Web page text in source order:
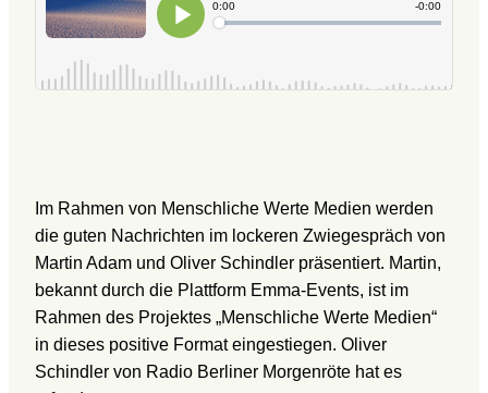
Im Rahmen von Menschliche Werte Medien werden
die guten Nachrichten im lockeren Zwiegespräch von
Martin Adam und Oliver Schindler präsentiert. Martin,
bekannt durch die Plattform Emma-Events, ist im
Rahmen des Projektes „Menschliche Werte Medien“
in dieses positive Format eingestiegen. Oliver
Schindler von Radio Berliner Morgenröte hat es